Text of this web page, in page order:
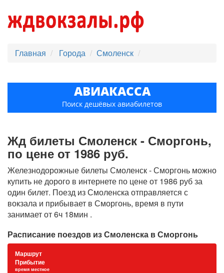
Главная Города Смоленск
АВИАКАССА
Поиск дешёвых авиабилетов
Жд билеты Смоленск - Сморгонь,
по цене от 1986 руб.
Железнодорожные билеты Смоленск - Сморгонь можно
купить не дорого в интернете по цене от 1986 руб за
один билет. Поезд из Смоленска отправляется с
вокзала и прибывает в Сморгонь, время в пути
занимает от 6ч 18мин .
Расписание поездов из Смоленска в Сморгонь
Маршрут
Прибытие
время местное